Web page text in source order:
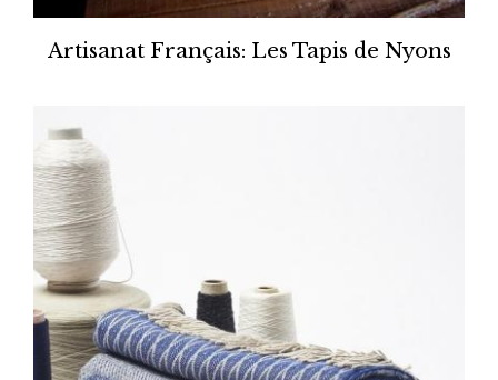
Artisanat Français: Les Tapis de Nyons